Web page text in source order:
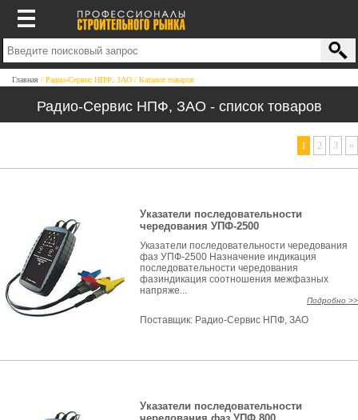
Главная Радио-Сервис НПФ, ЗАО Каталог товаров
Радио-Сервис НПФ, ЗАО - список товаров
1 2 3 »
Указатели последовательности
чередования УПФ-2500
Указатели последовательности чередования
фаз УПФ-2500 Назначение индикация
последовательности чередования
фазиндикация соотношения межфазных
напряже...
Подробно >>
Поставщик: Радио-Сервис НПФ, ЗАО
Указатели последовательности